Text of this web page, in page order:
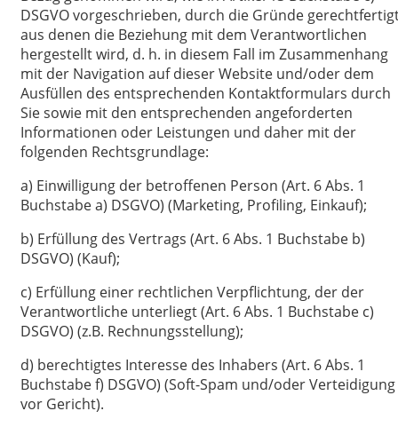
DSGVO vorgeschrieben, durch die Gründe
aus denen die Beziehung mit dem Verantwortlichen
hergestellt wird, d. h. in diesem Fall im Zusammenhang
mit der Navigation auf dieser Website und/oder dem
Ausfüllen des entsprechenden Kontaktformulars durch
Sie sowie mit den entsprechenden angeforderten
Informationen oder Leistungen und daher mit der
folgenden Rechtsgrundlage:
a) Einwilligung der betroffenen Person (Art. 6 Abs. 1
Buchstabe a) DSGVO) (Marketing, Profiling, Einkauf);
b) Erfüllung des Vertrags (Art. 6 Abs. 1 Buchstabe b)
DSGVO) (Kauf);
c) Erfüllung einer rechtlichen Verpflichtung, der der
Verantwortliche unterliegt (Art. 6 Abs. 1 Buchstabe c)
DSGVO) (z.B. Rechnungsstellung);
d) berechtigtes Interesse des Inhabers (Art. 6 Abs. 1
Buchstabe f) DSGVO) (Soft-Spam und/oder Verteidigung
vor Gericht).